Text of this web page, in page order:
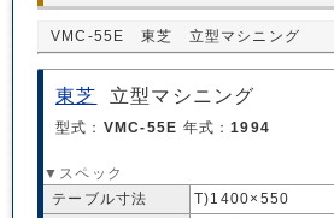
VMC-55E 東芝 立型マシニング
東芝 立型マシニング
型式： VMC-55E 年式：1994
▼スペック
テーブル寸法
T)1400×550